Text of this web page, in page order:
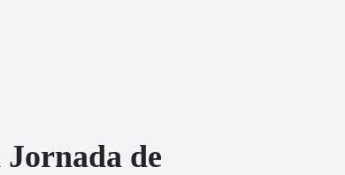
Jornada de